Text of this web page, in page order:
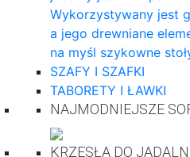
Wykorzystywany jest
a jego drewniane
na myśl szykowne
SZAFY I SZAFKI
TABORETY I ŁAWKI
NAJMODNIEJSZE
KRZESŁA DO